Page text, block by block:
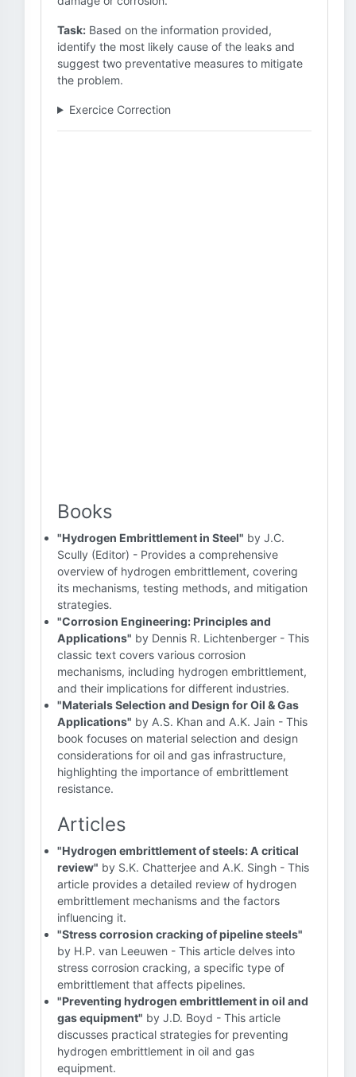
Task: Based on the information provided,
identify the most likely cause of the leaks and
suggest two preventative measures to mitigate
the problem.
Exercice Correction
Books
"Hydrogen Embrittlement in Steel" by J.C.
Scully (Editor) - Provides a comprehensive
overview of hydrogen embrittlement, covering
its mechanisms, testing methods, and mitigation
strategies.
"Corrosion Engineering: Principles and
Applications" by Dennis R. Lichtenberger - This
classic text covers various corrosion
mechanisms, including hydrogen embrittlement,
and their implications for different industries.
"Materials Selection and Design for Oil & Gas
Applications" by A.S. Khan and A.K. Jain - This
book focuses on material selection and design
considerations for oil and gas infrastructure,
highlighting the importance of embrittlement
resistance.
Articles
"Hydrogen embrittlement of steels: A critical
review" by S.K. Chatterjee and A.K. Singh - This
article provides a detailed review of hydrogen
embrittlement mechanisms and the factors
influencing it.
"Stress corrosion cracking of pipeline steels"
by H.P. van Leeuwen - This article delves into
stress corrosion cracking, a specific type of
embrittlement that affects pipelines.
"Preventing hydrogen embrittlement in oil and
gas equipment" by J.D. Boyd - This article
discusses practical strategies for preventing
hydrogen embrittlement in oil and gas
equipment.